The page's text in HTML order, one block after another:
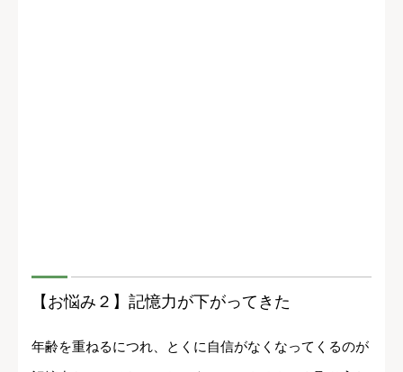
【お悩み２】記憶力が下がってきた
年齢を重ねるにつれ、とくに自信がなくなってくるのが